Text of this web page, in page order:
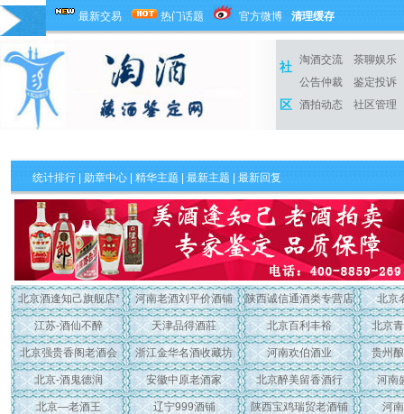
最新交易 热门话题 官方微博 清理缓存
社
区
淘酒交流
茶聊娱乐
公告仲裁
鉴定投诉
酒拍动态
社区管理
统计排行 勋章中心 精华主题 最新主题 | 最新回复
北京酒逢知己旗舰店* 河南老酒刘平价酒铺 陕西诚信通酒类专营店 北京
江苏-酒仙不醉 天津品得酒莊 北京百利丰裕 北京
北京强贵香阁老酒会 浙江金华名酒收藏坊 河南欢伯酒业 贵州
北京-酒鬼德润 安徽中原老酒家 北京醉美留香酒行 河南
北京—老酒王 辽宁999酒铺 陕西宝鸡瑞贸老酒铺 河